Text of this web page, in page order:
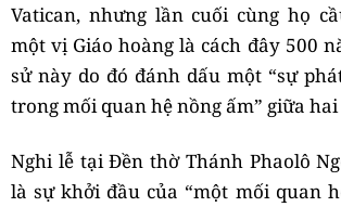
Vatican, nhưng lần cuối cùng họ
một vị Giáo hoàng là cách đây 500
sử này do đó đánh dấu một “sự
trong mối quan hệ nồng ấm” giữa
Nghi lễ tại Đền thờ Thánh Phaolô
là sự khởi đầu của “một mối quan